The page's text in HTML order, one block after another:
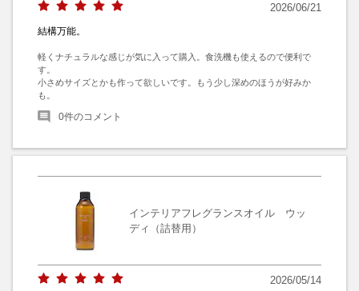
2026/06/21
結構万能。
軽くナチュラルな感じが気に入って購入。食洗機も使えるので便利で
す。
小さめサイズとかも作って欲しいです。もう少し深めのほうが好みか
も。
0件のコメント
インテリアフレグランスオイル ウッ
ディ（詰替用）
2026/05/14